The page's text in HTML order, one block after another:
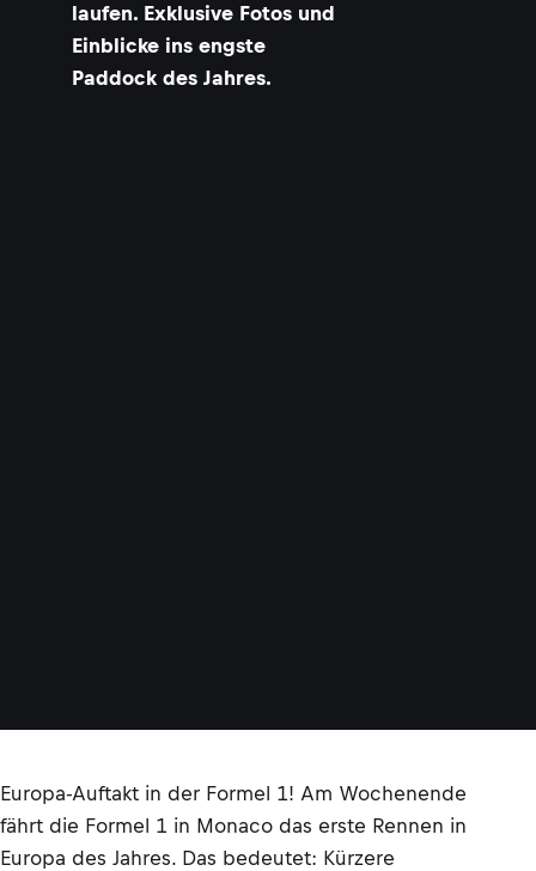
laufen. Exklusive Fotos und
Einblicke ins engste
Paddock des Jahres.
Europa-Auftakt in der Formel 1! Am Wochenende
fährt die Formel 1 in Monaco das erste Rennen in
Europa des Jahres. Das bedeutet: Kürzere